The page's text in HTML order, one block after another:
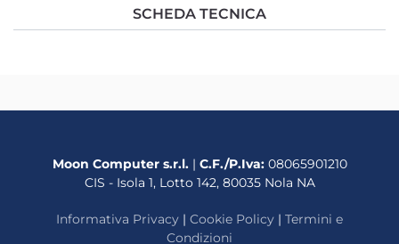
SCHEDA TECNICA
Moon Computer s.r.l.| C.F./P.Iva: 08065901210
CIS - Isola 1, Lotto 142, 80035 Nola NA
Informativa Privacy | Cookie Policy | Termini e
Condizioni